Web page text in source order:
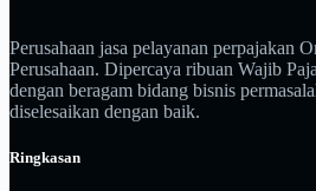
Perusahaan jasa pelayanan perpajakan
Perusahaan. Dipercaya ribuan Wajib
dengan beragam bidang bisnis
diselesaikan dengan baik.
Ringkasan